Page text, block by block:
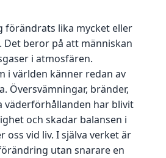
förändrats lika mycket eller
Det beror på att människan
i atmosfären.
i världen känner redan av
Översvämningar, bränder,
väderförhållanden har blivit
och skadar balansen i
oss vid liv. I själva verket är
utan snarare en